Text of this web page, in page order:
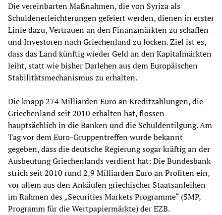
Die vereinbarten Maßnahmen, die von Syriza als
Schuldenerleichterungen gefeiert werden, dienen in erster
Linie dazu, Vertrauen an den Finanzmärkten zu schaffen
und Investoren nach Griechenland zu locken. Ziel ist es,
dass das Land künftig wieder Geld an den Kapitalmärkten
leiht, statt wie bisher Darlehen aus dem Europäischen
Stabilitätsmechanismus zu erhalten.
Die knapp 274 Milliarden Euro an Kreditzahlungen, die
Griechenland seit 2010 erhalten hat, flossen
hauptsächlich in die Banken und die Schuldentilgung. Am
Tag vor dem Euro-Gruppentreffen wurde bekannt
gegeben, dass die deutsche Regierung sogar kräftig an der
Ausbeutung Griechenlands verdient hat: Die Bundesbank
strich seit 2010 rund 2,9 Milliarden Euro an Profiten ein,
vor allem aus den Ankäufen griechischer Staatsanleihen
im Rahmen des „Securities Markets Programme“ (SMP,
Programm für die Wertpapiermärkte) der EZB.